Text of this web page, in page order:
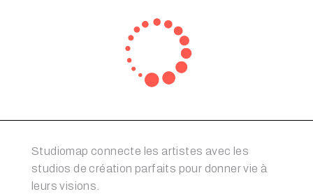
Studiomap connecte les artistes avec les
studios de création parfaits pour donner vie à
leurs visions.